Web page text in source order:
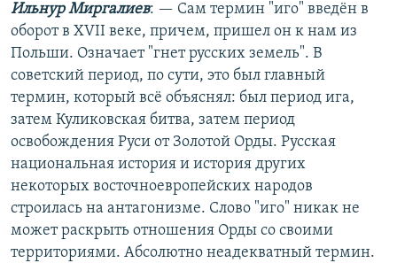
Ильнур Миргалиев: — Сам термин "иго" введён в
оборот в XVII веке, причем, пришел он к нам из
Польши. Означает "гнет русских земель". В
советский период, по сути, это был главный
термин, который всё объяснял: был период ига,
затем Куликовская битва, затем период
освобождения Руси от Золотой Орды. Русская
национальная история и история других
некоторых восточноевропейских народов
строилась на антагонизме. Слово "иго" никак не
может раскрыть отношения Орды со своими
территориями. Абсолютно неадекватный термин.